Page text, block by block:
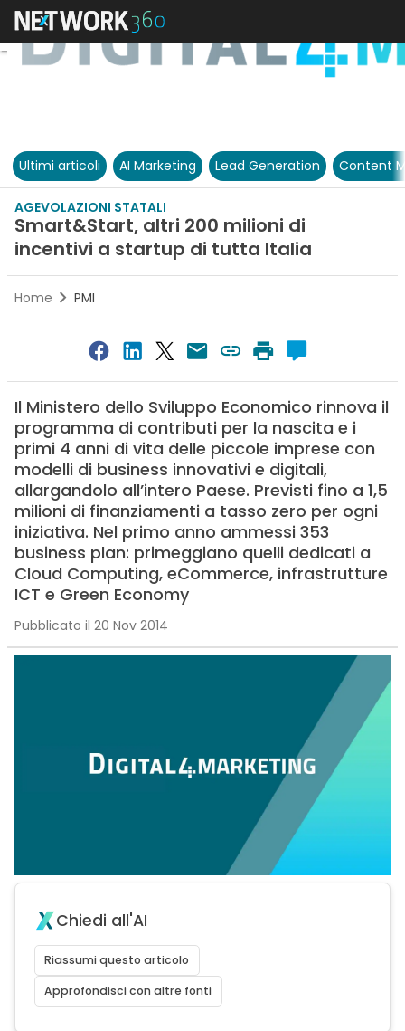
Ultimi articoli AI Marketing Lead Generation Content
AGEVOLAZIONI STATALI
Smart&Start, altri 200 milioni di
incentivi a startup di tutta Italia
Home PMI
Il Ministero dello Sviluppo Economico rinnova il
programma di contributi per la nascita e i
primi 4 anni di vita delle piccole imprese con
modelli di business innovativi e digitali,
allargandolo all’intero Paese. Previsti fino a 1,5
milioni di finanziamenti a tasso zero per ogni
iniziativa. Nel primo anno ammessi 353
business plan: primeggiano quelli dedicati a
Cloud Computing, eCommerce, infrastrutture
ICT e Green Economy
Pubblicato il 20 Nov 2014
Chiedi all'AI
Riassumi questo articolo
Approfondisci con altre fonti